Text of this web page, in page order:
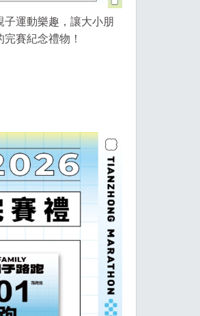
運動樂趣，讓大小朋
賽紀念禮物！